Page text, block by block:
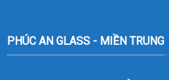
PHÚC AN GLASS - MIỀN TRUNG